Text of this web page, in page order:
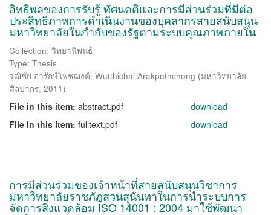
อิทธิพลของการรับรู้ ทัศนคติและการมีส่วนร่วมที่มีต่อ
ประสิทธิภาพการดำเนินงานของบุคลากรสายสนับสนุน
มหาวิทยาลัยในกำกับของรัฐตามระบบคุณภาพภายใน
Collection: วิทยานิพนธ์
Type: Thesis
วุฒิชัย อารักษ์โพชฌงค์; Wutthichai Arakpothchong (มหาวิทยาลัย
ศิลปากร, 2011)
File in this item: abstract.pdf
download
File in this item: fulltext.pdf download
การมีส่วนร่วมของเจ้าหน้าที่สายสนับสนุนวิชาการ
มหาวิทยาลัยราชภัฏสวนสุนันทาในการนำระบบการ
จัดการสิ่งแวดล้อม ISO 14001 : 2004 มาใช้พัฒนา